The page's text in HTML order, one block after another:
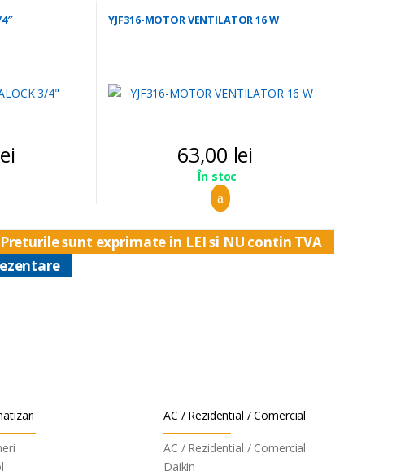
YJF316-MOTOR VENTILATOR 16 W
63,00 lei
În stoc
Preturile sunt exprimate in LEI si NU contin TVA
AC / Rezidential / Comercial
AC / Rezidential / Comercial
Daikin